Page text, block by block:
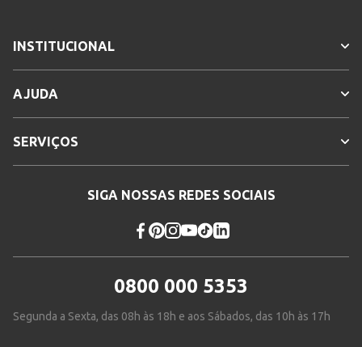
INSTITUCIONAL
AJUDA
SERVIÇOS
SIGA NOSSAS REDES SOCIAIS
0800 000 5353
Segunda a Sexta, das 08h às 18h e aos Sábados, das 10h às 17h